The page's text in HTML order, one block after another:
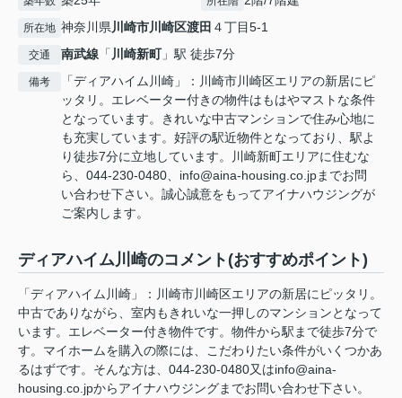
所在地 神奈川県川崎市川崎区渡田 ４丁目5-1
交通 南武線 「 川崎新町」駅 徒歩7分
備考
「ディアハイム川崎」：川崎市川崎区エリアの新居にピ
ッタリ。エレベーター付きの物件はもはやマストな条件
となっています。きれいな中古マンションで住み心地に
も充実しています。好評の駅近物件となっており、駅よ
り徒歩7分に立地しています。川崎新町エリアに住むな
ら、044-230-0480、info@aina-housing.co.jpまでお問
い合わせ下さい。誠心誠意をもってアイナハウジングが
ご案内します。
ディアハイム川崎のコメント(おすすめポイント)
「ディアハイム川崎」：川崎市川崎区エリアの新居にピッタリ。
中古でありながら、室内もきれいな一押しのマンションとなって
います。エレベーター付き物件です。物件から駅まで徒歩7分で
す。マイホームを購入の際には、こだわりたい条件がいくつかあ
るはずです。そんな方は、044-230-0480又はinfo@aina-
housing.co.jpからアイナハウジングまでお問い合わせ下さい。